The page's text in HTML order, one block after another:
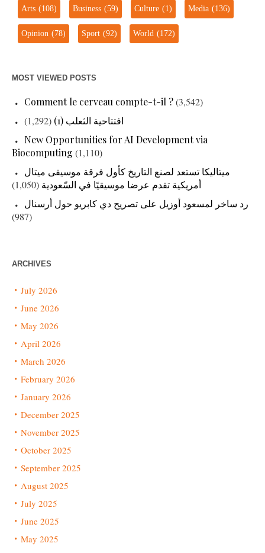
Arts(108) Business(59) Culture(1) Media(136)
Opinion(78) Sport(92) World(172)
MOST VIEWED POSTS
Comment le cerveau compte-t-il ?(3,542)
افتتاحية الثعلب (1)
(1,292)
New Opportunities for AI Development via
Biocomputing (1,110)
ميتاليكا تستعد لصنع التاريخ كأول فرقة موسيقى ميتال
أمريكية تقدم عرضا موسيقيًا في السّعودية (1,050)
رد ساخر لمسعود أوزيل على تصريح دي كابريو حول أرسنال
(987)
ARCHIVES
July 2026
June 2026
May 2026
April 2026
March 2026
February 2026
January 2026
December 2025
November 2025
October 2025
September 2025
August 2025
July 2025
June 2025
May 2025